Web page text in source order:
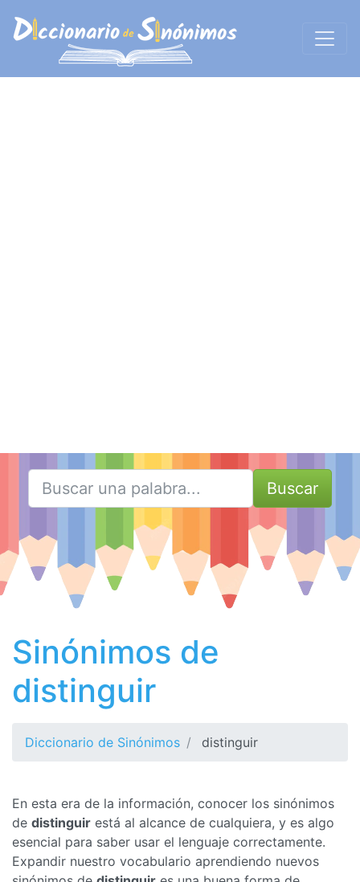
Buscar
Sinónimos de
distinguir
Diccionario de Sinónimos distinguir
En esta era de la información, conocer los sinónimos
de distinguir está al alcance de cualquiera, y es algo
esencial para saber usar el lenguaje correctamente.
Expandir nuestro vocabulario aprendiendo nuevos